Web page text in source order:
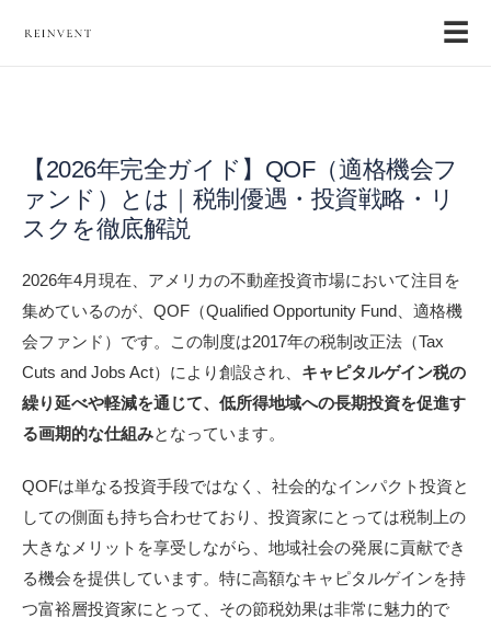
☰
【2026年完全ガイド】QOF（適格機会フ
ァンド）とは｜税制優遇・投資戦略・リ
スクを徹底解説
2026年4月現在、アメリカの不動産投資市場において注目を
集めているのが、QOF（Qualified Opportunity Fund、適格機
会ファンド）です。この制度は2017年の税制改正法（Tax
Cuts and Jobs Act）により創設され、 キャピタルゲイン税の
繰り延べや軽減を通じて、低所得地域への長期投資を促進す
る画期的な仕組みとなっています。
QOFは単なる投資手段ではなく、社会的なインパクト投資と
しての側面も持ち合わせており、投資家にとっては税制上の
大きなメリットを享受しながら、地域社会の発展に貢献でき
る機会を提供しています。特に高額なキャピタルゲインを持
つ富裕層投資家にとって、その節税効果は非常に魅力的で